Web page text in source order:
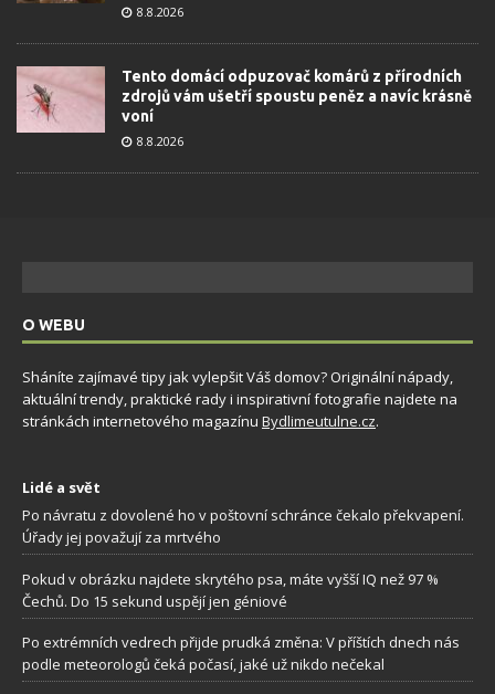
8.8.2026
Tento domácí odpuzovač komárů z přírodních
zdrojů vám ušetří spoustu peněz a navíc krásně
voní
8.8.2026
O WEBU
Sháníte zajímavé tipy jak vylepšit Váš domov? Originální nápady,
aktuální trendy, praktické rady i inspirativní fotografie najdete na
stránkách internetového magazínu Bydlimeutulne.cz.
Lidé a svět
Po návratu z dovolené ho v poštovní schránce čekalo překvapení.
Úřady jej považují za mrtvého
Pokud v obrázku najdete skrytého psa, máte vyšší IQ než 97 %
Čechů. Do 15 sekund uspějí jen géniové
Po extrémních vedrech přijde prudká změna: V příštích dnech nás
podle meteorologů čeká počasí, jaké už nikdo nečekal